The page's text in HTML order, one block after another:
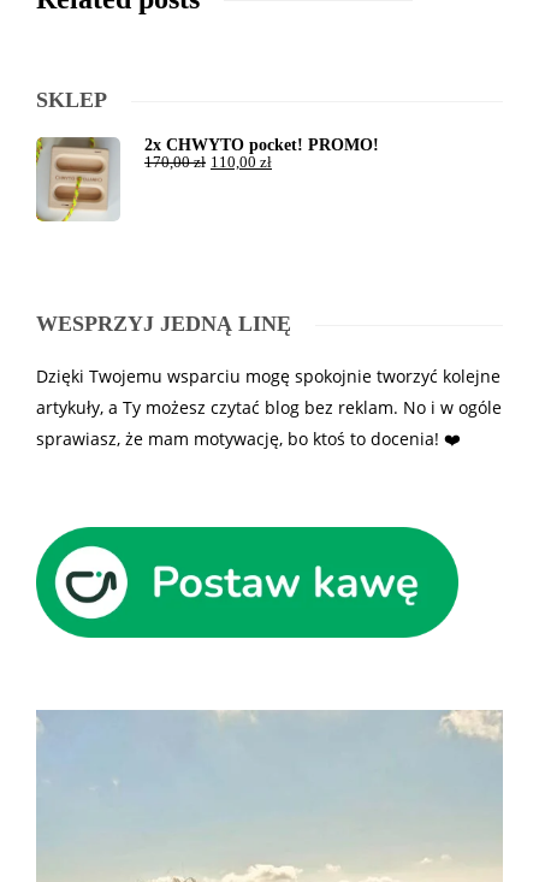
SKLEP
2x CHWYTO pocket! PROMO!
170,00zł 110,00 zł
WESPRZYJ JEDNĄ LINĘ
Dzięki Twojemu wsparciu mogę spokojnie tworzyć kolejne
artykuły, a Ty możesz czytać blog bez reklam. No i w ogóle
sprawiasz, że mam motywację, bo ktoś to docenia! ❤️